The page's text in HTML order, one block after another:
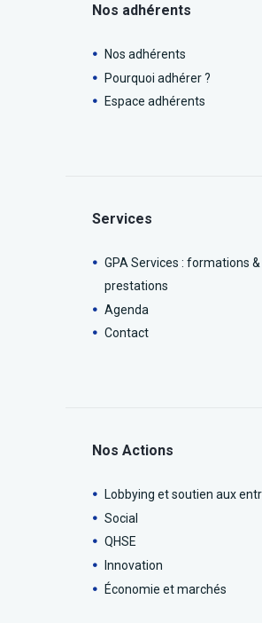
Nos adhérents
Nos adhérents
Pourquoi adhérer ?
Espace adhérents
Services
GPA Services : formations &
prestations
Agenda
Contact
Nos Actions
Lobbying et soutien aux
Social
QHSE
Innovation
Économie et marchés